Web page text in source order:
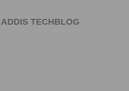
TECHBLOG